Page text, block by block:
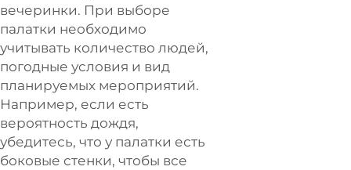
вечеринки. При выборе
палатки необходимо
учитывать количество людей,
погодные условия и вид
планируемых мероприятий.
Например, если есть
вероятность дождя,
убедитесь, что у палатки есть
боковые стенки, чтобы все